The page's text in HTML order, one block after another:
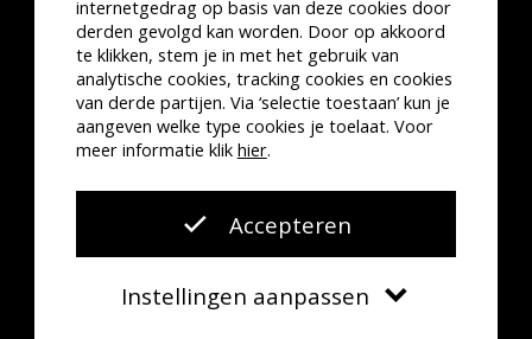
internetgedrag op basis van deze cookies door
derden gevolgd kan worden. Door op akkoord
te klikken, stem je in met het gebruik van
analytische cookies, tracking cookies en cookies
van derde partijen. Via ‘selectie toestaan’ kun je
aangeven welke type cookies je toelaat. Voor
meer informatie klik hier.
Accepteren
Instellingen aanpassen
Disclaimer Privacyverklaring
Kleine lettertjes
VSCD Bezoekersvoorwaarden
Website doorThe Cre8ion.Lab